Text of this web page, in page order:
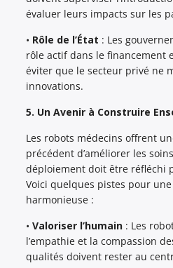
évaluer leurs impacts sur les
• Rôle de l’État : Les
rôle actif dans le financement
éviter que le secteur privé ne
innovations.
5. Un Avenir à Construire
Les robots médecins offrent
précédent d’améliorer les
déploiement doit être réfléchi
Voici quelques pistes pour
harmonieuse :
•Valoriser l’humain : Les
l’empathie et la compassion
qualités doivent rester au